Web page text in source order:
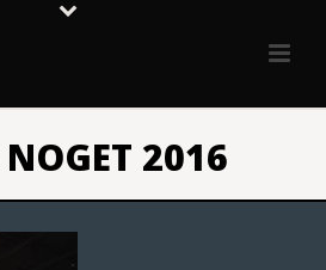
2016